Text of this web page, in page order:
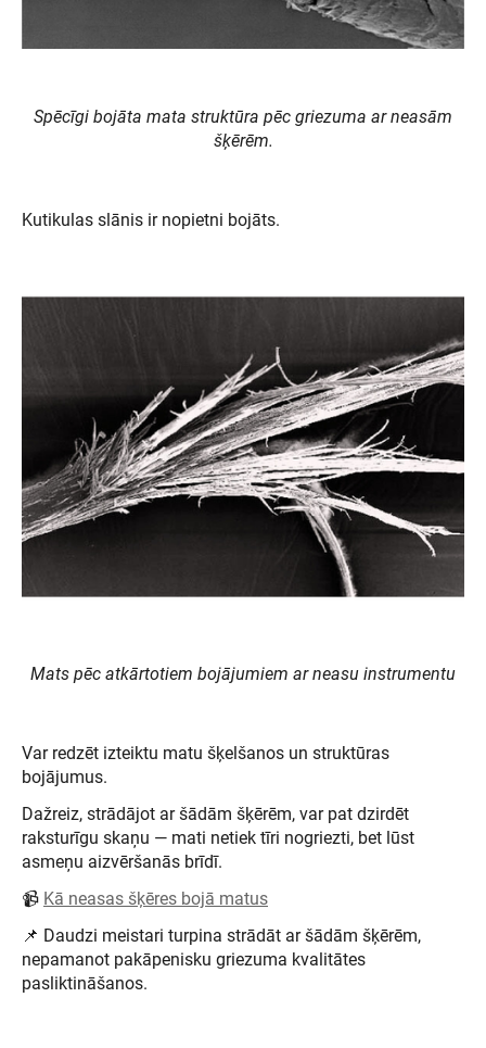
Spēcīgi bojāta mata struktūra pēc griezuma ar neasām
šķērēm.
Kutikulas slānis ir nopietni bojāts.
Mats pēc atkārtotiem bojājumiem ar neasu instrumentu
Var redzēt izteiktu matu šķelšanos un struktūras
bojājumus.
Dažreiz, strādājot ar šādām šķērēm, var pat dzirdēt
raksturīgu skaņu — mati netiek tīri nogriezti, bet lūst
asmeņu aizvēršanās brīdī.
📹 Kā neasas šķēres bojā matus
📌 Daudzi meistari turpina strādāt ar šādām šķērēm,
nepamanot pakāpenisku griezuma kvalitātes
pasliktināšanos.